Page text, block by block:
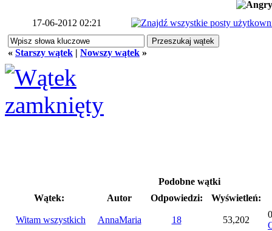
17-06-2012 02:21
« Starszy wątek | Nowszy wątek »
Podobne wątki
Wątek:
Autor Odpowiedzi: Wyświetleń:
Witam wszystkich AnnaMaria 18 53,202